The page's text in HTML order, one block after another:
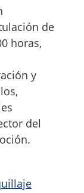
de
horas,
y
del